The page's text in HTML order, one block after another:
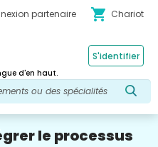
partenaire shopping_cart Chariot
d'en haut.
S'identifier
le processus